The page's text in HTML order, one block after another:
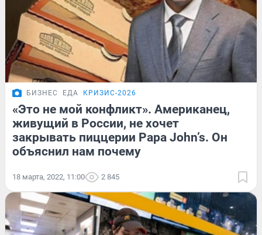
БИЗНЕС ЕДА КРИЗИС-2026
«Это не мой конфликт». Американец,
живущий в России, не хочет
закрывать пиццерии Papa John’s. Он
объяснил нам почему
18 марта, 2022, 11:00 2 845